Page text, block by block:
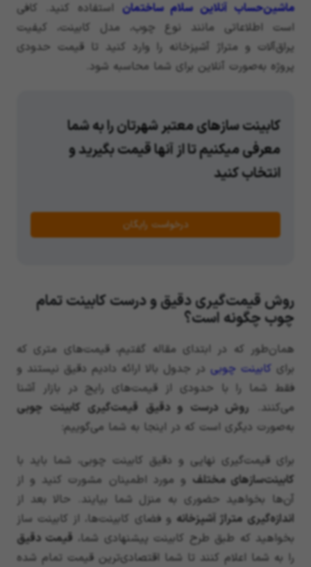
ماشین‌حساب آنلاین سلام ساختمان
استفاده کنید. کافی
است اطلاعاتی مانند نوع چوب، مدل کابینت، کیفیت
یراق‌آلات و متراژ آشپزخانه را وارد کنید تا قیمت حدودی
پروژه به‌صورت آنلاین برای شما محاسبه شود.
کابینت سازهای معتبر شهرتان را به شما
معرفی میکنیم تا از آنها قیمت بگیرید و
انتخاب کنید
درخواست رایگان
روش قیمت‌گیری دقیق و درست کابینت تمام
چوب چگونه است؟
همان‌طور که در ابتدای مقاله گفتیم، قیمت‌های متری که
برای کابینت چوبی در جدول بالا ارائه دادیم دقیق نیستند و
فقط شما را با حدودی از قیمت‌های رایج در بازار آشنا
می‌کنند. روش درست و دقیق قیمت‌گیری کابینت چوبی
به‌صورت دیگری است که در اینجا به شما می‌گوییم:
برای قیمت‌گیری نهایی و دقیق کابینت چوبی، شما باید با
کابینت‌سازهای مختلف و مورد اطمینان مشورت کنید و از
آن‌ها بخواهید حضوری به منزل شما بیایند. حالا بعد از
اندازه‌گیری متراژ آشپزخانه و فضای کابینت‌ها، از کابینت ساز
بخواهید که طبق طرح کابینت پیشنهادی شما،قیمت دقیق
را به شما اعلام کنند تا شما اقتصادی‌ترین قیمت تمام شده